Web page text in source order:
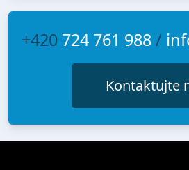
+420 724 761 988/
Kontaktujte